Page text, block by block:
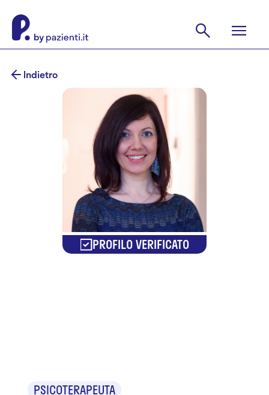
Indietro
PROFILO VERIFICATO
PSICOTERAPEUTA